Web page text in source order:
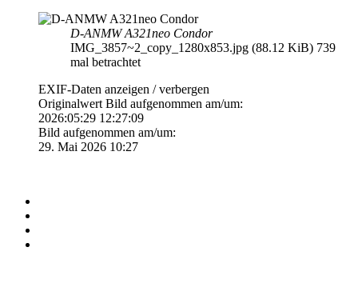
D-ANMW A321neo Condor
IMG_3857~2_copy_1280x853.jpg (88.12 KiB) 739
mal betrachtet
EXIF-Daten anzeigen / verbergen
Originalwert Bild aufgenommen am/um:
2026:05:29 12:27:09
Bild aufgenommen am/um:
29. Mai 2026 10:27